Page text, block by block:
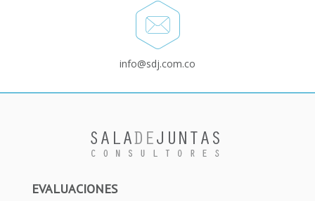
info@sdj.com.co
EVALUACIONES